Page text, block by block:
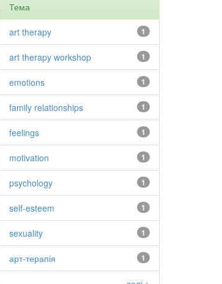
Тема
1
art therapy
1
art therapy workshop
1
emotions
1
family relationships
1
feelings
1
motivation
1
psychology
1
self-esteem
1
sexuality
1
арт-терапія